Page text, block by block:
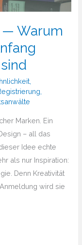
— Warum
Marken. Ein
– all das
Idee echte
als nur Inspiration:
Denn Kreativität
wird sie